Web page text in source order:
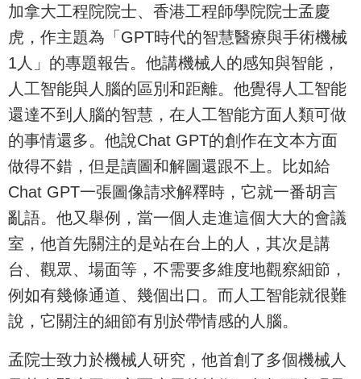
加拿大工程院院士、香港工程師學院院士孟慶
虎，作主題為「GPT時代的智慧醫療與手術機械
1人」的專題報告。他講機械人的感知與智能，
人工智能與人腦的區別和距離。他覺得人工智能
還達不到人腦的智慧，在人工智能方面人類可做
的事情還多。他說Chat GPT的創作在文本方面
做得不錯，但是讀圖和解圖還跟不上。比如給
Chat GPT一張圖像請求解釋時，它就一番胡言
亂語。他又舉例，當一個人走進這個大大的會議
室，他首先關注的是站在台上的人，其次是講
台、觀眾、場面等，不需要多維度地觀察細節，
例如有幾條通道、幾個出口。而人工智能就很難
說，它關注的細節有別於帶情感的人腦。
孟院士致力於機械人研究，他首創了多個機械人